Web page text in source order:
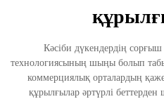
Кәсіби дүкендердің сорғыш
технологиясының шыңы болып
коммерциялық орталардың
құрылғылар әртүрлі